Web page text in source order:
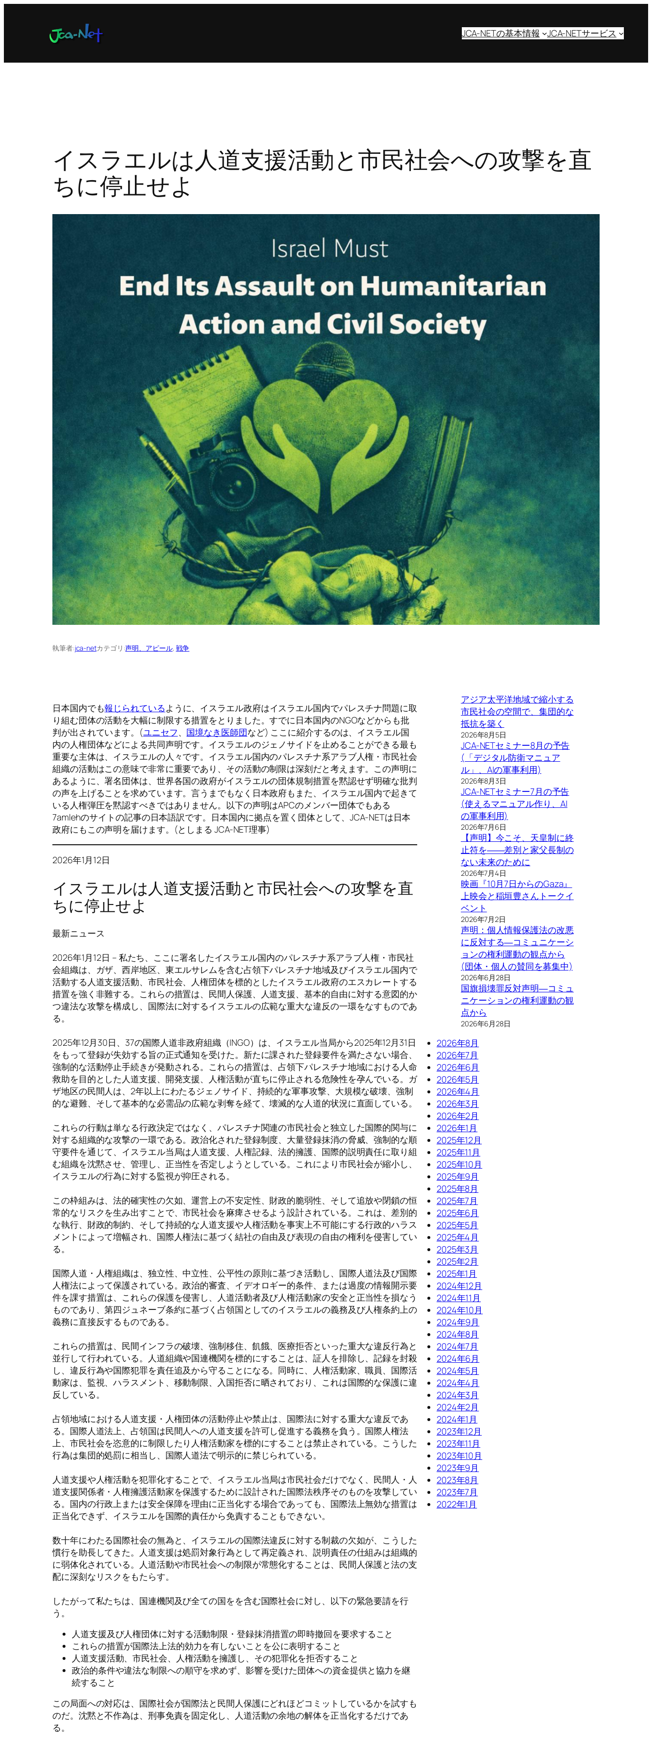
JCA-NETの基本情報 JCA-NETサービス
イスラエルは人道支援活動と市民社会への攻撃を直
ちに停止せよ
執筆者:jca-netカテゴリ:声明、アピール, 戦争
日本国内でも報じられているように、イスラエル政府はイスラエル国内でパレスチナ問題に取
り組む団体の活動を大幅に制限する措置をとりました。すでに日本国内のNGOなどからも批
判が出されています。(ユニセフ、 国境なき医師団など) ここに紹介するのは、イスラエル国
内の人権団体などによる共同声明です。イスラエルのジェノサイドを止めることができる最も
重要な主体は、イスラエルの人々です。イスラエル国内のパレスチナ系アラブ人権・市民社会
組織の活動はこの意味で非常に重要であり、その活動の制限は深刻だと考えます。この声明に
あるように、署名団体は、世界各国の政府がイスラエルの団体規制措置を黙認せず明確な批判
の声を上げることを求めています。言うまでもなく日本政府もまた、イスラエル国内で起きて
いる人権弾圧を黙認すべきではありません。以下の声明はAPCのメンバー団体でもある
7amlehのサイトの記事の日本語訳です。日本国内に拠点を置く団体として、JCA-NETは日本
政府にもこの声明を届けます。(としまる JCA-NET理事)
2026年1月12日
イスラエルは人道支援活動と市民社会への攻撃を直
ちに停止せよ
最新ニュース
2026年1月12日 – 私たち、ここに署名したイスラエル国内のパレスチナ系アラブ人権・市民社
会組織は、ガザ、西岸地区、東エルサレムを含む占領下パレスチナ地域及びイスラエル国内で
活動する人道支援活動、市民社会、人権団体を標的としたイスラエル政府のエスカレートする
措置を強く非難する。これらの措置は、民間人保護、人道支援、基本的自由に対する意図的か
つ違法な攻撃を構成し、国際法に対するイスラエルの広範な重大な違反の一環をなすものであ
る。
2025年12月30日、37の国際人道非政府組織（INGO）は、イスラエル当局から2025年12月31日
をもって登録が失効する旨の正式通知を受けた。新たに課された登録要件を満たさない場合、
強制的な活動停止手続きが発動される。これらの措置は、占領下パレスチナ地域における人命
救助を目的とした人道支援、開発支援、人権活動が直ちに停止される危険性を孕んでいる。ガ
ザ地区の民間人は、2年以上にわたるジェノサイド、持続的な軍事攻撃、大規模な破壊、強制
的な避難、そして基本的な必需品の広範な剥奪を経て、壊滅的な人道的状況に直面している。
これらの行動は単なる行政決定ではなく、パレスチナ関連の市民社会と独立した国際的関与に
対する組織的な攻撃の一環である。政治化された登録制度、大量登録抹消の脅威、強制的な順
守要件を通じて、イスラエル当局は人道支援、人権記録、法的擁護、国際的説明責任に取り組
む組織を沈黙させ、管理し、正当性を否定しようとしている。これにより市民社会が縮小し、
イスラエルの行為に対する監視が抑圧される。
この枠組みは、法的確実性の欠如、運営上の不安定性、財政的脆弱性、そして追放や閉鎖の恒
常的なリスクを生み出すことで、市民社会を麻痺させるよう設計されている。これは、差別的
な執行、財政的制約、そして持続的な人道支援や人権活動を事実上不可能にする行政的ハラス
メントによって増幅され、国際人権法に基づく結社の自由及び表現の自由の権利を侵害してい
る。
国際人道・人権組織は、独立性、中立性、公平性の原則に基づき活動し、国際人道法及び国際
人権法によって保護されている。政治的審査、イデオロギー的条件、または過度の情報開示要
件を課す措置は、これらの保護を侵害し、人道活動者及び人権活動家の安全と正当性を損なう
ものであり、第四ジュネーブ条約に基づく占領国としてのイスラエルの義務及び人権条約上の
義務に直接反するものである。
これらの措置は、民間インフラの破壊、強制移住、飢餓、医療拒否といった重大な違反行為と
並行して行われている。人道組織や国連機関を標的にすることは、証人を排除し、記録を封殺
し、違反行為や国際犯罪を責任追及から守ることになる。同時に、人権活動家、職員、国際活
動家は、監視、ハラスメント、移動制限、入国拒否に晒されており、これは国際的な保護に違
反している。
占領地域における人道支援・人権団体の活動停止や禁止は、国際法に対する重大な違反であ
る。国際人道法上、占領国は民間人への人道支援を許可し促進する義務を負う。国際人権法
上、市民社会を恣意的に制限したり人権活動家を標的にすることは禁止されている。こうした
行為は集団的処罰に相当し、国際人道法で明示的に禁じられている。
人道支援や人権活動を犯罪化することで、イスラエル当局は市民社会だけでなく、民間人・人
道支援関係者・人権擁護活動家を保護するために設計された国際法秩序そのものを攻撃してい
る。国内の行政上または安全保障を理由に正当化する場合であっても、国際法上無効な措置は
正当化できず、イスラエルを国際的責任から免責することもできない。
数十年にわたる国際社会の無為と、イスラエルの国際法違反に対する制裁の欠如が、こうした
慣行を助長してきた。人道支援は処罰対象行為として再定義され、説明責任の仕組みは組織的
に弱体化されている。人道活動や市民社会への制限が常態化することは、民間人保護と法の支
配に深刻なリスクをもたらす。
したがって私たちは、国連機関及び全ての国をを含む国際社会に対し、以下の緊急要請を行
う。
人道支援及び人権団体に対する活動制限・登録抹消措置の即時撤回を要求すること
これらの措置が国際法上法的効力を有しないことを公に表明すること
人道支援活動、市民社会、人権活動を擁護し、その犯罪化を拒否すること
政治的条件や違法な制限への順守を求めず、影響を受けた団体への資金提供と協力を継
続すること
この局面への対応は、国際社会が国際法と民間人保護にどれほどコミットしているかを試すも
のだ。沈黙と不作為は、刑事免責を固定化し、人道活動の余地の解体を正当化するだけであ
る。
アジア太平洋地域で縮小する
市民社会の空間で、集団的な
抵抗を築く
2026年8月5日
JCA-NETセミナー8月の予告
(「デジタル防衛マニュア
ル」、AIの軍事利用)
2026年8月3日
JCA-NETセミナー7月の予告
(使えるマニュアル作り、AI
の軍事利用)
2026年7月6日
【声明】今こそ、天皇制に終
止符を――差別と家父長制の
ない未来のために
2026年7月4日
映画『10月7日からのGaza』
上映会と稲垣豊さんトークイ
ベント
2026年7月2日
声明：個人情報保護法の改悪
に反対する―コミュニケーシ
ョンの権利運動の観点から
(団体・個人の賛同を募集中)
2026年6月28日
国旗損壊罪反対声明―コミュ
ニケーションの権利運動の観
点から
2026年6月28日
2026年8月
2026年7月
2026年6月
2026年5月
2026年4月
2026年3月
2026年2月
2026年1月
2025年12月
2025年11月
2025年10月
2025年9月
2025年8月
2025年7月
2025年6月
2025年5月
2025年4月
2025年3月
2025年2月
2025年1月
2024年12月
2024年11月
2024年10月
2024年9月
2024年8月
2024年7月
2024年6月
2024年5月
2024年4月
2024年3月
2024年2月
2024年1月
2023年12月
2023年11月
2023年10月
2023年9月
2023年8月
2023年7月
2022年1月